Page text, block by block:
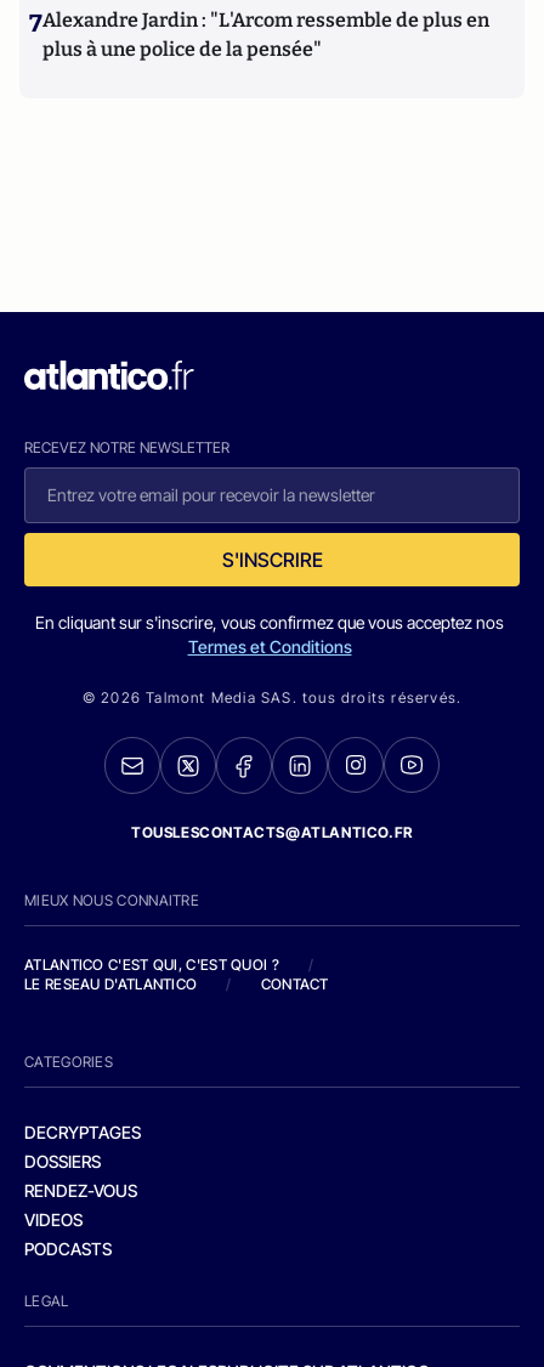
7Alexandre Jardin : "L'Arcom ressemble de plus en
plus à une police de la pensée"
RECEVEZ NOTRE NEWSLETTER
S'INSCRIRE
En cliquant sur s'inscrire, vous confirmez que vous acceptez nos
Termes et Conditions
© 2026 Talmont Media SAS. tous droits réservés.
TOUSLESCONTACTS@ATLANTICO.FR
MIEUX NOUS CONNAITRE
ATLANTICO C'EST QUI, C'EST QUOI ?
/
LE RESEAU D'ATLANTICO
/ CONTACT
CATEGORIES
DECRYPTAGES
DOSSIERS
RENDEZ-VOUS
VIDEOS
PODCASTS
LEGAL